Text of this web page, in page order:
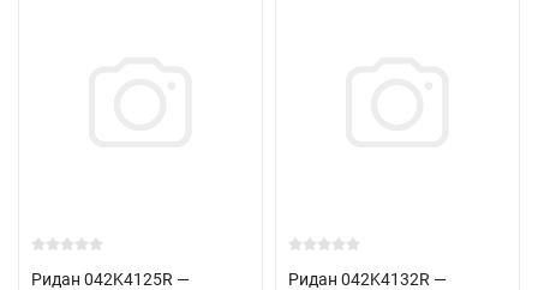
Ридан 042K4125R —
Ридан 042K4132R —